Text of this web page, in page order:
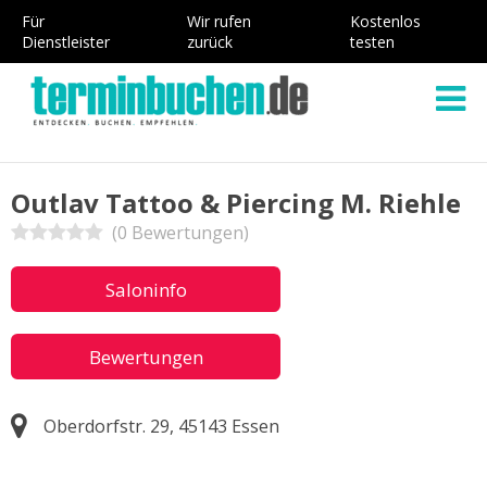
Für
Dienstleister
Wir rufen
zurück
Kostenlos
testen
Outlav Tattoo & Piercing M. Riehle
(0 Bewertungen)
Saloninfo
Bewertungen
Oberdorfstr. 29, 45143 Essen